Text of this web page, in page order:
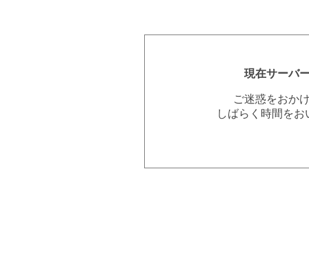
現在サーバ
ご迷惑をおか
しばらく時間を